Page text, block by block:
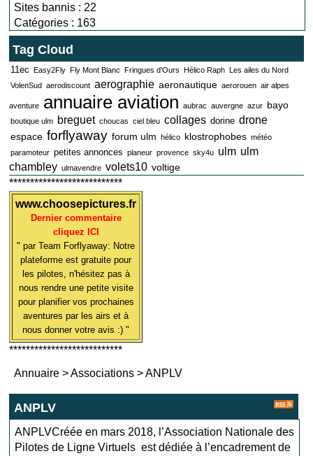
Sites bannis : 22
Catégories : 163
Tag Cloud
11ec Easy2Fly Fly Mont Blanc Fringues d'Ours Hélico Raph Les ailes du Nord
VolenSud aerodiscount aerographie aeronautique aerorouen air alpes
aventure annuaire aviation aubrac auvergne azur bayo
boutique ulm breguet choucas ciel bleu collages dorine drone
espace forflyaway forum ulm hélico klostrophobes météo
paramoteur petites annonces planeur provence sky4u ulm ulm
chambley ulmavendre volets10 voltige
***************************
www.choosepictures.fr
Dernier commentaire
cliquez ICI
" par Team Forflyaway: Notre
plateforme est gratuite pour
les pilotes, n'hésitez pas à
nous rendre une petite visite
pour planifier vos prochaines
aventures par les airs et à
nous donner votre avis :) "
***************************
Annuaire >Associations >ANPLV
ANPLV
ANPLVCréée en mars 2018, l’Association Nationale des
Pilotes de Ligne Virtuels est dédiée à l’encadrement de